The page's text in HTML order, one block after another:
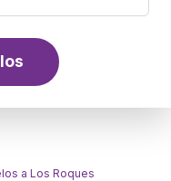
a Los Roques